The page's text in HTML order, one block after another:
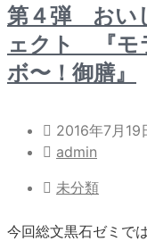
第４弾 おい
ェクト 『モ
ボ〜！御膳』
2016年7月19
admin
未分類
今回総文黒石ゼミで